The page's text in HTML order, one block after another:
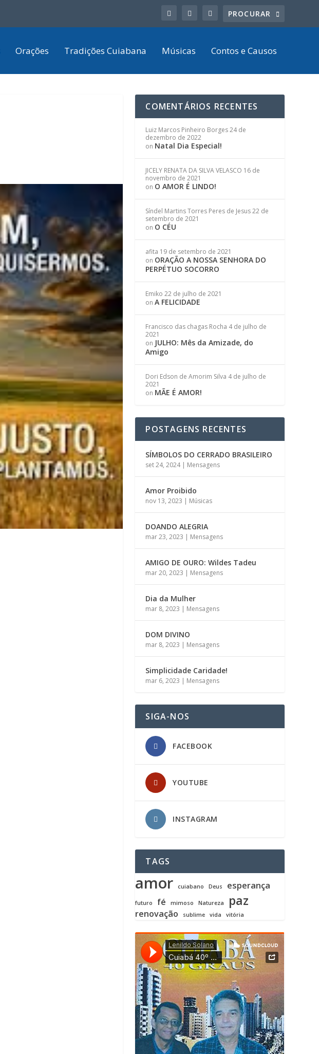
Orações Tradições Cuiabana Músicas Contos e Causos
COMENTÁRIOS RECENTES
Luiz Marcos Pinheiro Borges24 de
dezembro de 2022
on Natal Dia Especial!
JICELY RENATA DA SILVA VELASCO 16 de
novembro de 2021
on O AMOR É LINDO!
Síndel Martins Torres Peres de Jesus22 de
setembro de 2021
on O CÉU
afita 19 de setembro de 2021
on ORAÇÃO A NOSSA SENHORA DO
PERPÉTUO SOCORRO
Emiko 22 de julho de 2021
onA FELICIDADE
Francisco das chagas Rocha 4 de julho de
2021
on JULHO: Mês da Amizade, do
Amigo
Dori Edson de Amorim Silva 4 de julho de
2021
on MÃE É AMOR!
POSTAGENS RECENTES
SÍMBOLOS DO CERRADO BRASILEIRO
set 24, 2024| Mensagens
Amor Proibido
nov 13, 2023 | Músicas
DOANDO ALEGRIA
mar 23, 2023 | Mensagens
AMIGO DE OURO: Wildes Tadeu
mar 20, 2023 | Mensagens
Dia da Mulher
mar 8, 2023 | Mensagens
DOM DIVINO
mar 8, 2023 | Mensagens
Simplicidade Caridade!
mar 6, 2023 | Mensagens
SIGA-NOS
FACEBOOK
YOUTUBE
INSTAGRAM
TAGS
amor cuiabano Deus esperança
futuro fé mimoso Natureza paz
renovação sublime vida vitória